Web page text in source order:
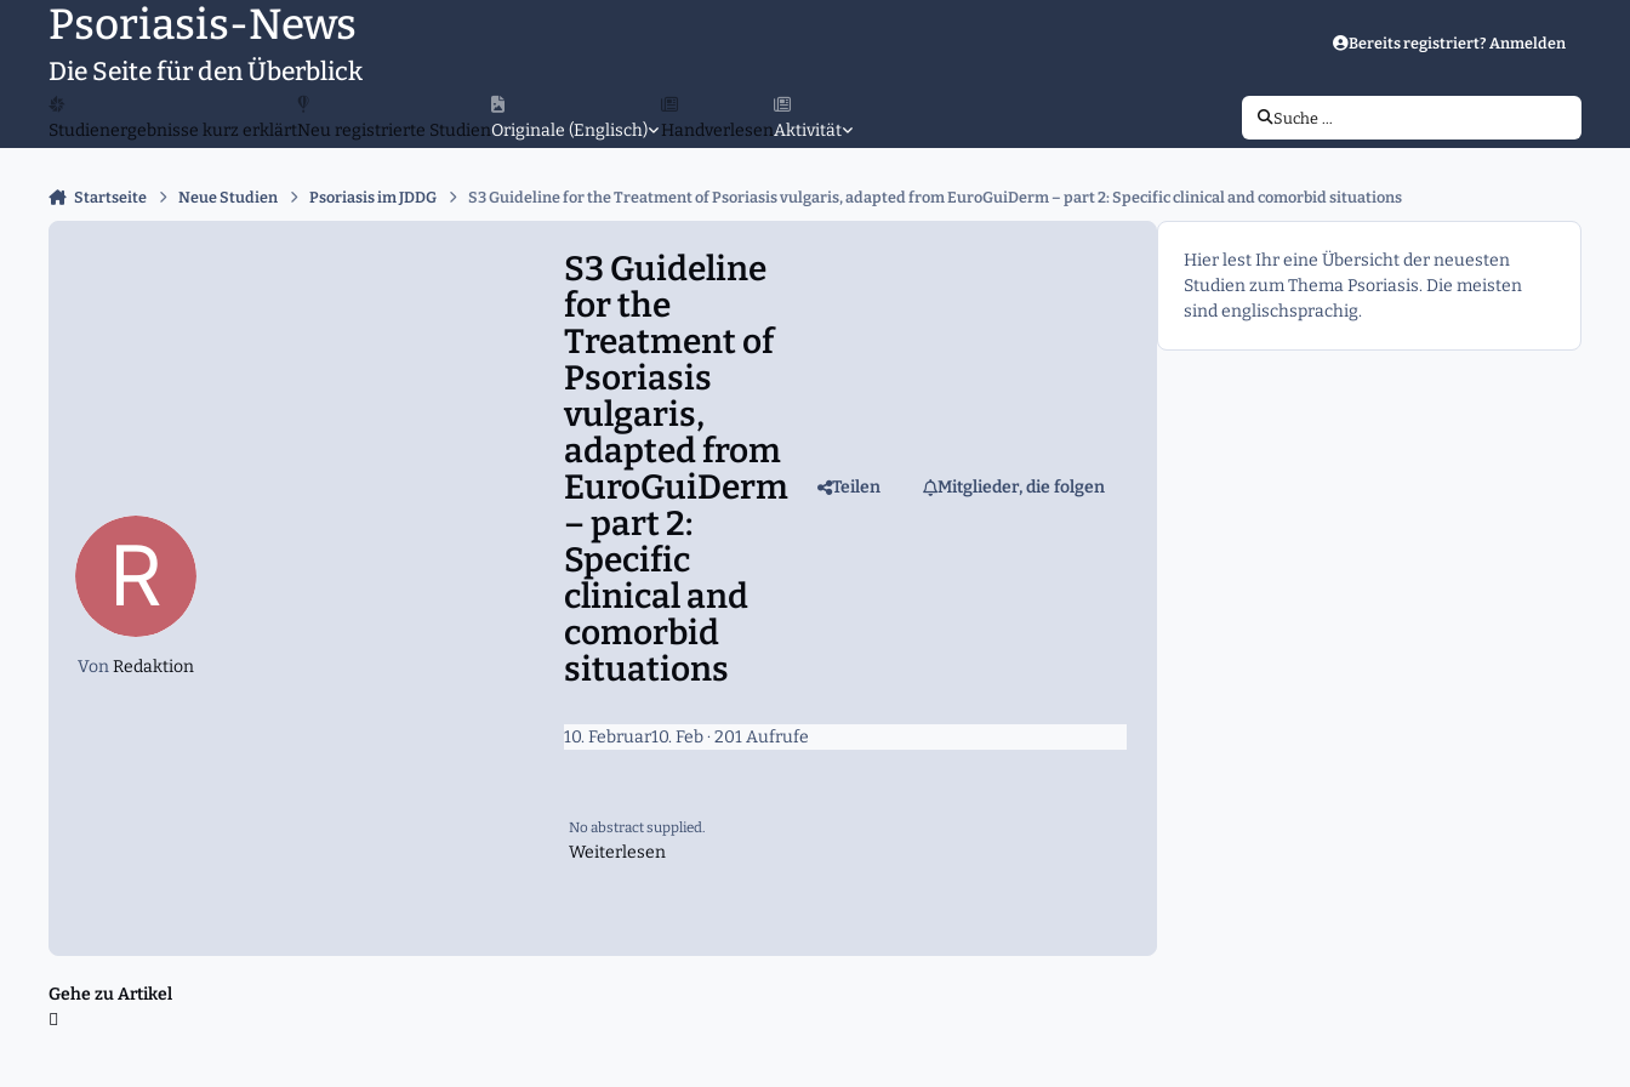
Zu Inhalt springen
Psoriasis-News
Die Seite für den Überblick
Bereits registriert? Anmelden
Studienergebnisse kurz erklärtNeu registrierte StudienOriginale (Englisch) HandverlesenAktivität
Suche …
Startseite Neue Studien Psoriasis im JDDG S3 Guideline for the Treatment of Psoriasis vulgaris, adapted from EuroGuiDerm – part 2: Specific clinical and comorbid situations
VonRedaktion
S3 Guideline
for the
Treatment of
Psoriasis
vulgaris,
adapted from
EuroGuiDerm
– part 2:
Specific
clinical and
comorbid
situations
Teilen Mitglieder, die folgen
10. Februar10. Feb· 201 Aufrufe
No abstract supplied.
Weiterlesen
Gehe zu Artikel
Hier lest Ihr eine Übersicht der neuesten
Studien zum Thema Psoriasis. Die meisten
sind englischsprachig.